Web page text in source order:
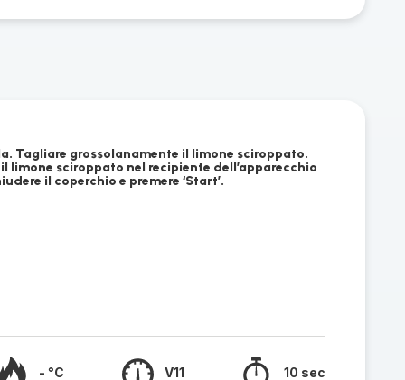
Tagliare grossolanamente il limone sciroppato.
limone sciroppato nel recipiente dell’apparecchio
il coperchio e premere ‘Start’.
- °C V11 10 sec